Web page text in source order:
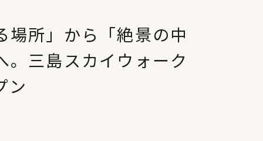
場所」から「絶景の中
。三島スカイウォーク
ン